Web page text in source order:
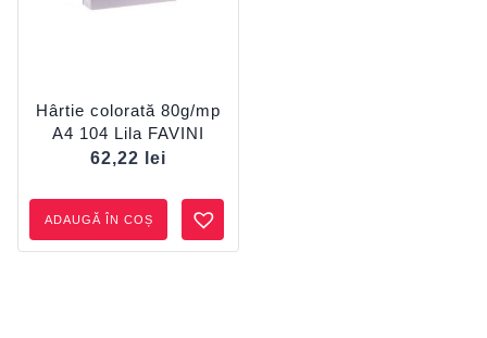
Hârtie colorată 80g/mp
A4 104 Lila FAVINI
62,22
lei
ADAUGĂ ÎN COȘ